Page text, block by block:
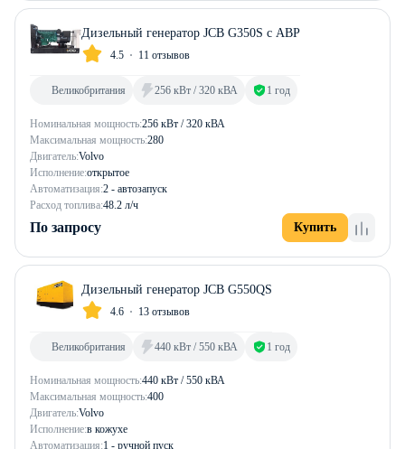
Дизельный генератор JCB G350S с АВР
4.5 11 отзывов
Номинальная мощность:256 кВт / 320 кВА
Максимальная мощность:280
Двигатель:Volvo
Исполнение:открытое
Автоматизация:2 - автозапуск
Расход топлива:48.2 л/ч
Великобритания 256 кВт / 320 кВА 1 год
По запросу Купить
Дизельный генератор JCB G550QS
4.6 13 отзывов
Номинальная мощность:440 кВт / 550 кВА
Максимальная мощность:400
Двигатель:Volvo
Исполнение:в кожухе
Автоматизация:1 - ручной пуск
Великобритания 440 кВт / 550 кВА 1 год